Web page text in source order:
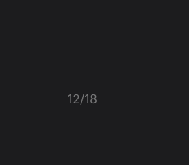
12/18